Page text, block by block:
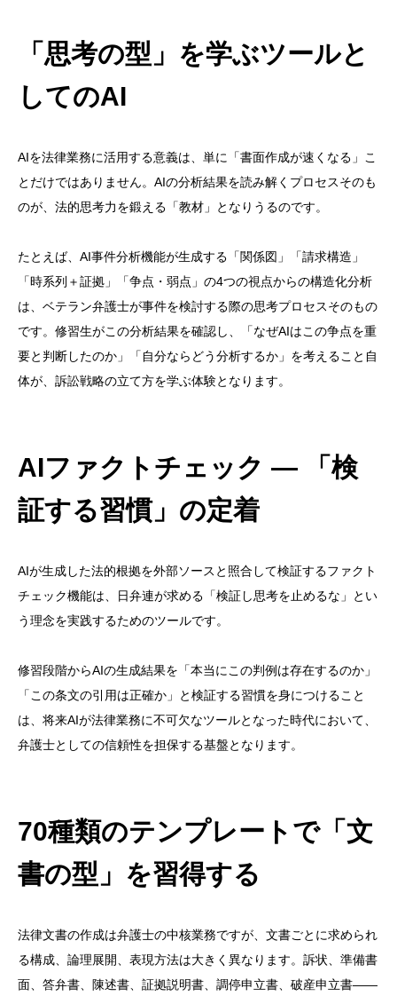
「思考の型」を学ぶツールと
してのAI
AIを法律業務に活用する意義は、単に「書面作成が速くなる」こ
とだけではありません。AIの分析結果を読み解くプロセスそのも
のが、法的思考力を鍛える「教材」となりうるのです。
たとえば、AI事件分析機能が生成する「関係図」「請求構造」
「時系列＋証拠」「争点・弱点」の4つの視点からの構造化分析
は、ベテラン弁護士が事件を検討する際の思考プロセスそのもの
です。修習生がこの分析結果を確認し、「なぜAIはこの争点を重
要と判断したのか」「自分ならどう分析するか」を考えること自
体が、訴訟戦略の立て方を学ぶ体験となります。
AIファクトチェック — 「検
証する習慣」の定着
AIが生成した法的根拠を外部ソースと照合して検証するファクト
チェック機能は、日弁連が求める「検証し思考を止めるな」とい
う理念を実践するためのツールです。
修習段階からAIの生成結果を「本当にこの判例は存在するのか」
「この条文の引用は正確か」と検証する習慣を身につけること
は、将来AIが法律業務に不可欠なツールとなった時代において、
弁護士としての信頼性を担保する基盤となります。
70種類のテンプレートで「文
書の型」を習得する
法律文書の作成は弁護士の中核業務ですが、文書ごとに求められ
る構成、論理展開、表現方法は大きく異なります。訴状、準備書
面、答弁書、陳述書、証拠説明書、調停申立書、破産申立書——